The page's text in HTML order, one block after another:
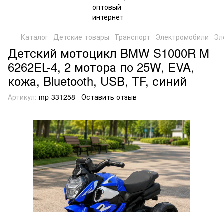
Каталог Детские товары Транспорт Электромобили
Детский мотоцикл BMW S1000R M
6262EL-4, 2 мотора по 25W, EVA,
кожа, Bluetooth, USB, TF, синий
Артикул: mp-331258 Оставить отзыв